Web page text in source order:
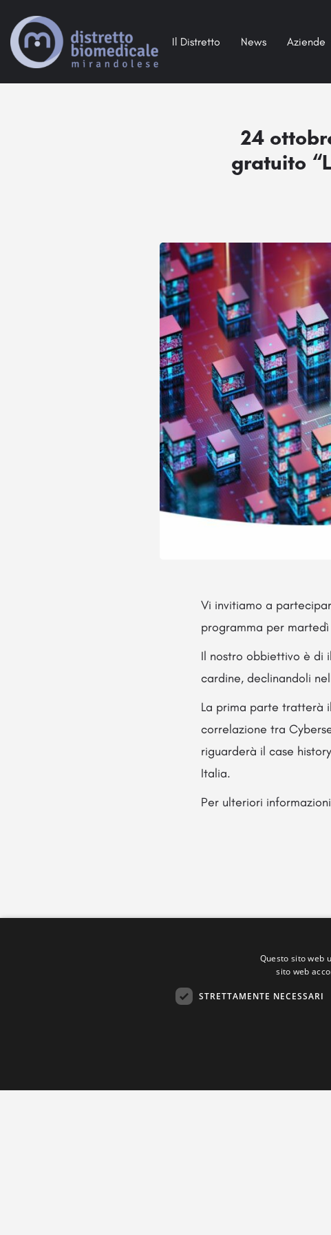
Il Distretto News Aziende
24
gratuito
Vi invitiamo a
programma per
Il nostro obbiettivo è di
cardine, declinandoli
La prima parte tratterà
correlazione tra
riguarderà il case
Italia.
Per ulteriori
Questo sito web
sito web
STRETTAMENTE NECESSARI